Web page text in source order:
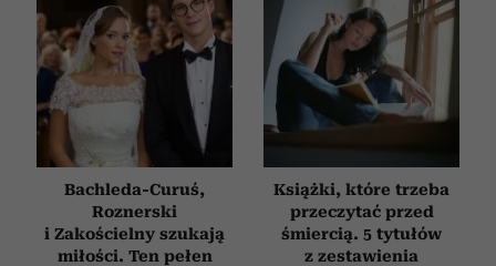
Bachleda-Curuś,
Roznerski
i Zakościelny szukają
miłości. Ten pełen
Książki, które trzeba
przeczytać przed
śmiercią. 5 tytułów
z zestawienia